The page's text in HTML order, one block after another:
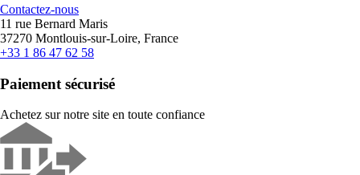
Contactez-nous
11 rue Bernard Maris
37270 Montlouis-sur-Loire, France
+33 1 86 47 62 58
Paiement sécurisé
Achetez sur notre site en toute confiance